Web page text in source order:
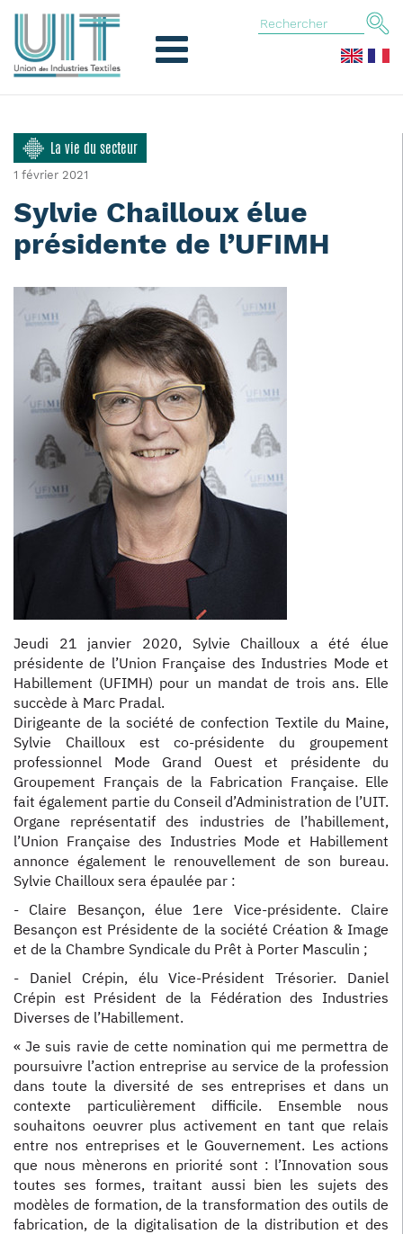
La vie du secteur
1 février 2021
Sylvie Chailloux élue
présidente de l’UFIMH
Jeudi 21 janvier 2020, Sylvie Chailloux a été élue
présidente de l’Union Française des Industries Mode et
Habillement (UFIMH) pour un mandat de trois ans. Elle
succède à Marc Pradal.
Dirigeante de la société de confection Textile du Maine,
Sylvie Chailloux est co-présidente du groupement
professionnel Mode Grand Ouest et présidente du
Groupement Français de la Fabrication Française. Elle
fait également partie du Conseil d’Administration de l’UIT.
Organe représentatif des industries de l’habillement,
l’Union Française des Industries Mode et Habillement
annonce également le renouvellement de son bureau.
Sylvie Chailloux sera épaulée par :
- Claire Besançon, élue 1ere Vice-présidente. Claire
Besançon est Présidente de la société Création & Image
et de la Chambre Syndicale du Prêt à Porter Masculin ;
- Daniel Crépin, élu Vice-Président Trésorier. Daniel
Crépin est Président de la Fédération des Industries
Diverses de l’Habillement.
« Je suis ravie de cette nomination qui me permettra de
poursuivre l’action entreprise au service de la profession
dans toute la diversité de ses entreprises et dans un
contexte particulièrement difficile. Ensemble nous
souhaitons oeuvrer plus activement en tant que relais
entre nos entreprises et le Gouvernement. Les actions
que nous mènerons en priorité sont : l’Innovation sous
toutes ses formes, traitant aussi bien les sujets des
modèles de formation, de la transformation des outils de
fabrication, de la digitalisation de la distribution et des